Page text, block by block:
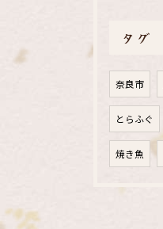
タグ
奈良市
とらふぐ
焼き魚